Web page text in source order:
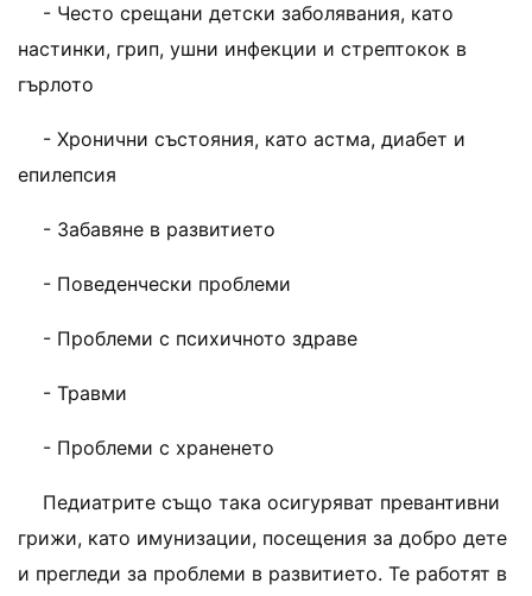
- Често срещани детски заболявания, като
настинки, грип, ушни инфекции и стрептокок в
гърлото
- Хронични състояния, като астма, диабет и
епилепсия
- Забавяне в развитието
- Поведенчески проблеми
- Проблеми с психичното здраве
- Травми
- Проблеми с храненето
Педиатрите също така осигуряват превантивни
грижи, като имунизации, посещения за добро дете
и прегледи за проблеми в развитието. Те работят в